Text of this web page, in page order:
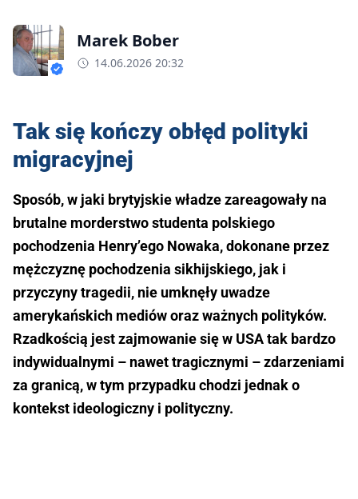
Marek Bober
14.06.2026 20:32
Tak się kończy obłęd polityki
migracyjnej
Sposób, w jaki brytyjskie władze zareagowały na
brutalne morderstwo studenta polskiego
pochodzenia Henry’ego Nowaka, dokonane przez
mężczyznę pochodzenia sikhijskiego, jak i
przyczyny tragedii, nie umknęły uwadze
amerykańskich mediów oraz ważnych polityków.
Rzadkością jest zajmowanie się w USA tak bardzo
indywidualnymi – nawet tragicznymi – zdarzeniami
za granicą, w tym przypadku chodzi jednak o
kontekst ideologiczny i polityczny.